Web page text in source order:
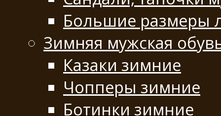
Большие размеры
Зимняя мужская
Казаки зимние
Чопперы зимние
Ботинки зимние